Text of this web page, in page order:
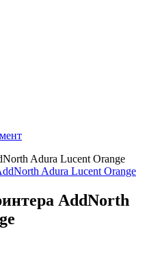
Adura Lucent Orange
AddNorth